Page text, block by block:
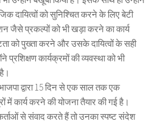
दायित्वों को सुनिश्चित करने के लिए बेटी
जैसे प्रकल्पों को भी खड़ा करने का कार्य
को पुख्ता करने और उसके दायित्वों के सही
कार्यक्रमों की व्यवस्था को भी
द्वारा 15 दिन से एक साल तक एक
में कार्य करने की योजना तैयार की गई है।
से संवाद करते हैं तो उनका स्पष्ट संदेश